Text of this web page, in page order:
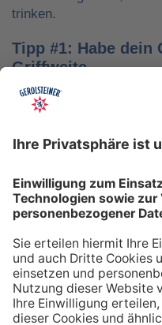
trinken.
Tipp #1: Habe dein
Griffweite
Ob bei der Arbeit oder
nicht vergisst. Denke
etwas Wasser dabei zu
hinnehmen.
Tipp #2: Trinke
Über Nacht verliert dein
den Tag zu starten,
Aufstehen ein großes
zum Beispiel eine